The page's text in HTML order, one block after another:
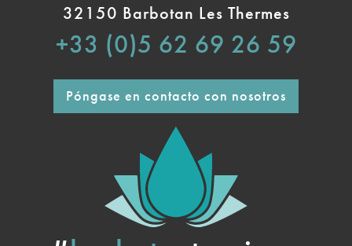
32150 Barbotan Les Thermes
+33 (0)5 62 69 26 59
Póngase en contacto con nosotros